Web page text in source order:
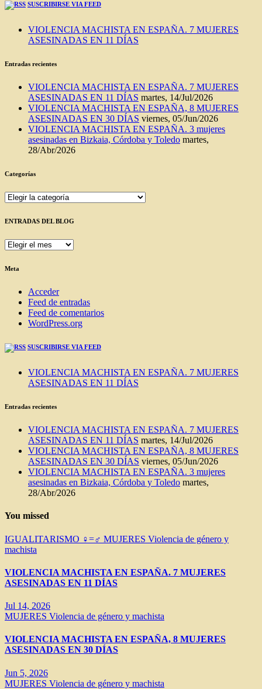
SUSCRIBIRSE VIA FEED
VIOLENCIA MACHISTA EN ESPAÑA. 7 MUJERES
ASESINADAS EN 11 DÍAS
Entradas recientes
VIOLENCIA MACHISTA EN ESPAÑA. 7 MUJERES
ASESINADAS EN 11 DÍAS martes, 14/Jul/2026
VIOLENCIA MACHISTA EN ESPAÑA, 8 MUJERES
ASESINADAS EN 30 DÍAS viernes, 05/Jun/2026
VIOLENCIA MACHISTA EN ESPAÑA. 3 mujeres
asesinadas en Bizkaia, Córdoba y Toledo martes,
28/Abr/2026
Categorías
Categorías
ENTRADAS DEL BLOG
ENTRADAS
BLOG
Meta
Acceder
Feed de entradas
Feed de comentarios
WordPress.org
SUSCRIBIRSE VIA FEED
VIOLENCIA MACHISTA EN ESPAÑA. 7 MUJERES
ASESINADAS EN 11 DÍAS
Entradas recientes
VIOLENCIA MACHISTA EN ESPAÑA. 7 MUJERES
ASESINADAS EN 11 DÍAS martes, 14/Jul/2026
VIOLENCIA MACHISTA EN ESPAÑA, 8 MUJERES
ASESINADAS EN 30 DÍAS viernes, 05/Jun/2026
VIOLENCIA MACHISTA EN ESPAÑA. 3 mujeres
asesinadas en Bizkaia, Córdoba y Toledo martes,
28/Abr/2026
You missed
IGUALITARISMO ♀=♂ MUJERES Violencia de género y
machista
VIOLENCIA MACHISTA EN ESPAÑA. 7 MUJERES
ASESINADAS EN 11 DÍAS
Jul 14, 2026
MUJERES Violencia de género y machista
VIOLENCIA MACHISTA EN ESPAÑA, 8 MUJERES
ASESINADAS EN 30 DÍAS
Jun 5, 2026
MUJERES Violencia de género y machista